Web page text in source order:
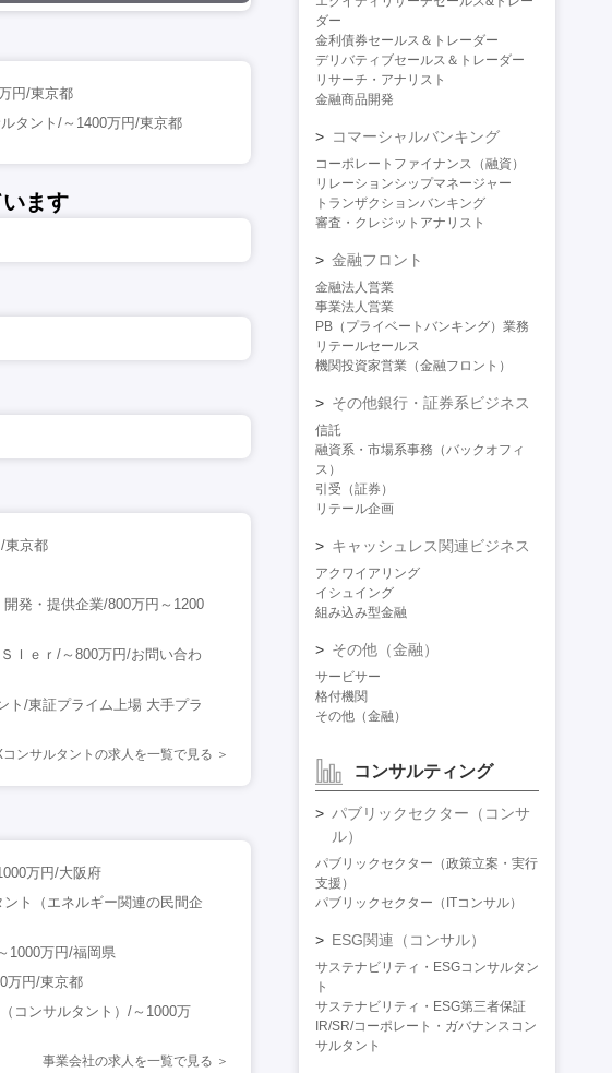
円/東京都
タント/～1400万円/東京都
ます
東京都
発・提供企業/800万円～1200
Ｉｅｒ/～800万円/お問い合わ
ト/東証プライム上場 大手プラ
コンサルタントの求人を一覧で見る
万円/大阪府
ト（エネルギー関連の民間企
1000万円/福岡県
万円/東京都
コンサルタント）/～1000万
事業会社の求人を一覧で見る
ダー
金利債券セールス＆トレーダー
デリバティブセールス＆トレーダー
リサーチ・アナリスト
金融商品開発
コマーシャルバンキング
コーポレートファイナンス（融資）
リレーションシップマネージャー
トランザクションバンキング
審査・クレジットアナリスト
金融フロント
金融法人営業
事業法人営業
PB（プライベートバンキング）業務
リテールセールス
機関投資家営業（金融フロント）
その他銀行・証券系ビジネス
信託
融資系・市場系事務（バックオフィ
ス）
引受（証券）
リテール企画
キャッシュレス関連ビジネス
アクワイアリング
イシュイング
組み込み型金融
その他（金融）
サービサー
格付機関
その他（金融）
コンサルティング
パブリックセクター（コンサ
ル）
パブリックセクター（政策立案・実行
支援）
パブリックセクター（ITコンサル）
ESG関連（コンサル）
サステナビリティ・ESGコンサルタン
ト
サステナビリティ・ESG第三者保証
IR/SR/コーポレート・ガバナンスコン
サルタント